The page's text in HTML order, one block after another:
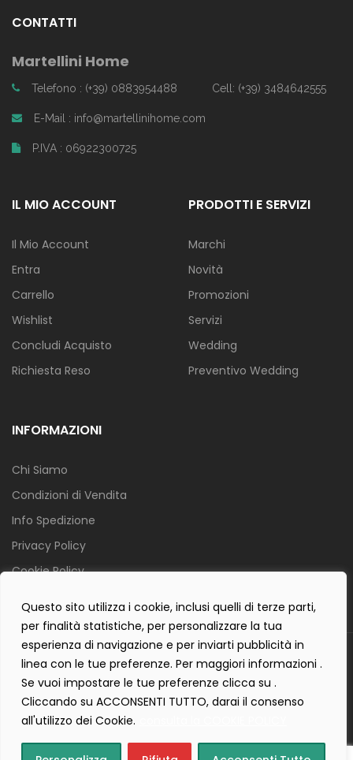
Questo sito utilizza i cookie, inclusi quelli di terze parti,
per finalità statistiche, per personalizzare la tua
esperienza di navigazione e per inviarti pubblicità in
linea con le tue preferenze. Per maggiori informazioni .
Se vuoi impostare le tue preferenze clicca su .
Cliccando su ACCONSENTI TUTTO, darai il consenso
all'utilizzo dei Cookie.
CONTATTI
Martellini Home
Telefono : (+39) 0883954488 Cell: (+39) 3484642555
E-Mail : info@martellinihome.com
P.IVA : 06922300725
IL MIO ACCOUNT
Il Mio Account
Entra
Carrello
Wishlist
Concludi Acquisto
Richiesta Reso
PRODOTTI E SERVIZI
Marchi
Novità
Promozioni
Servizi
Wedding
Preventivo Wedding
INFORMAZIONI
Chi Siamo
Condizioni di Vendita
Info Spedizione
Privacy Policy
Cookie Policy
Copyright 2019 © Tecnostudio di Martellini Nicoletta
Powered with